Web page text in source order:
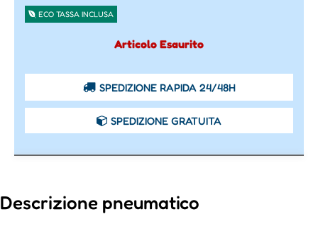
ECO TASSA INCLUSA
Articolo Esaurito
SPEDIZIONE RAPIDA 24/48H
SPEDIZIONE GRATUITA
Descrizione pneumatico